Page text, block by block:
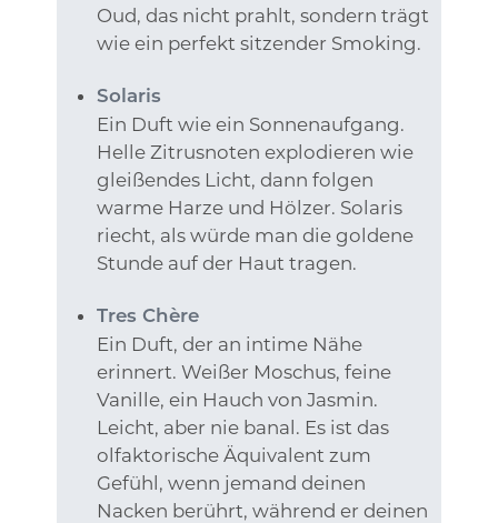
Oud, das nicht prahlt, sondern trägt
wie ein perfekt sitzender Smoking.
Solaris
Ein Duft wie ein Sonnenaufgang.
Helle Zitrusnoten explodieren wie
gleißendes Licht, dann folgen
warme Harze und Hölzer. Solaris
riecht, als würde man die goldene
Stunde auf der Haut tragen.
Tres Chère
Ein Duft, der an intime Nähe
erinnert. Weißer Moschus, feine
Vanille, ein Hauch von Jasmin.
Leicht, aber nie banal. Es ist das
olfaktorische Äquivalent zum
Gefühl, wenn jemand deinen
Nacken berührt, während er deinen